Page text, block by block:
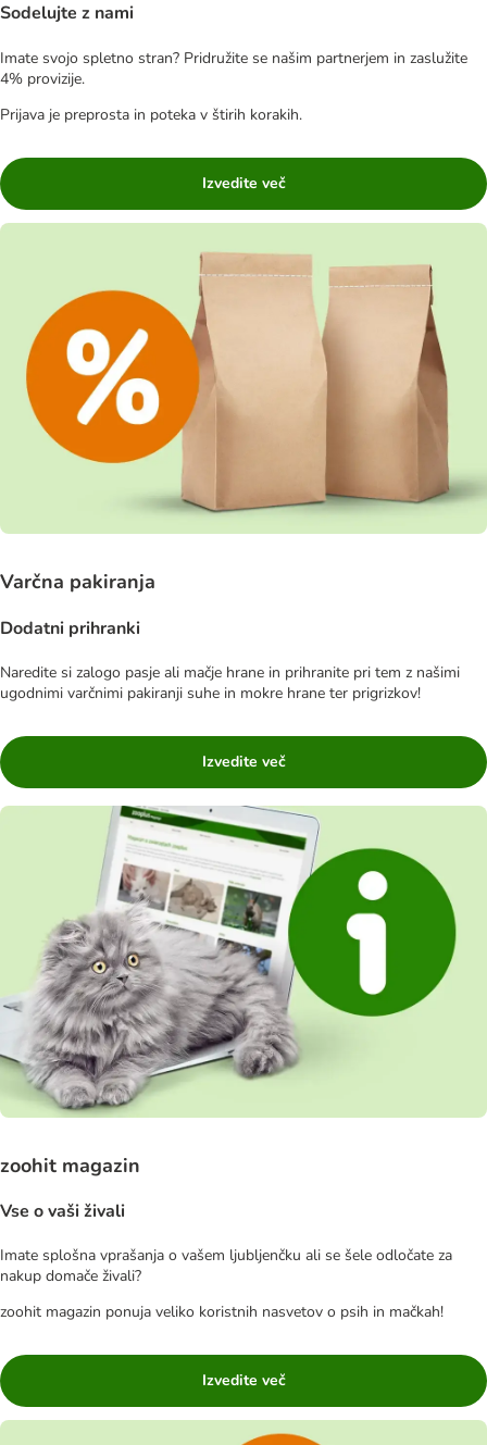
Sodelujte z nami
Imate svojo spletno stran? Pridružite se našim partnerjem in zaslužite
4% provizije.
Prijava je preprosta in poteka v štirih korakih.
Izvedite več
Varčna pakiranja
Dodatni prihranki
Naredite si zalogo pasje ali mačje hrane in prihranite pri tem z našimi
ugodnimi varčnimi pakiranji suhe in mokre hrane ter prigrizkov!
Izvedite več
zoohit magazin
Vse o vaši živali
Imate splošna vprašanja o vašem ljubljenčku ali se šele odločate za
nakup domače živali?
zoohit magazin ponuja veliko koristnih nasvetov o psih in mačkah!
Izvedite več